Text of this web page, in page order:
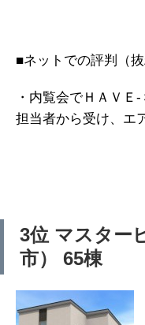
■ネットでの評判（抜
・内覧会でＨＡＶＥ
担当者から受け、エ
3位 マスター
市） 65棟